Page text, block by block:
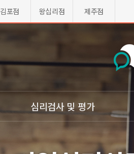
김포점 왕십리점 제주점
심리검사 및 평가
ㆍ지능검사(웩슬러)
ㆍ심
ㆍ인